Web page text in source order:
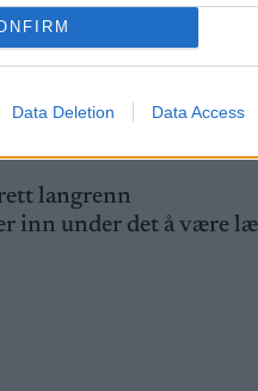
Data Deletion Data Access
langrenn
inn under det å være